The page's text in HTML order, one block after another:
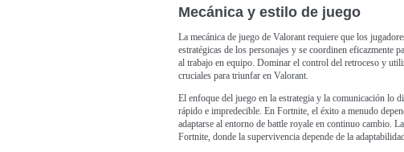
Mecánica y estilo de juego
La mecánica de juego de Valorant requiere que los
estratégicas de los personajes y se coordinen eficazmente
al trabajo en equipo. Dominar el control del retroceso y
cruciales para triunfar en Valorant.
El enfoque del juego en la estrategia y la comunicación lo
rápido e impredecible. En Fortnite, el éxito a menudo
adaptarse al entorno de battle royale en continuo cambio.
Fortnite, donde la supervivencia depende de la